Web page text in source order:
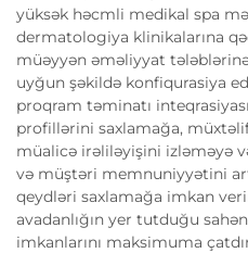
yüksək həcmli medikal spa
dermatologiya klinikalarına
müəyyən əməliyyat
uyğun şəkildə konfiqurasiya
proqram təminatı
profillərini saxlamağa,
müalicə irəliləyişini izləməyə
və müştəri memnuniyyətini
qeydləri saxlamağa imkan
avadanlığın yer tutduğu
imkanlarını maksimuma